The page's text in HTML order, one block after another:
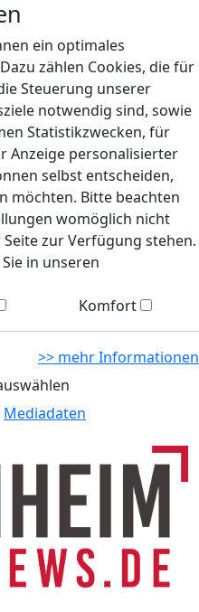
ein optimales
zählen Cookies, die für
Steuerung unserer
notwendig sind, sowie
Statistikzwecken, für
Anzeige personalisierter
selbst entscheiden,
möchten. Bitte beachten
womöglich nicht
zur Verfügung stehen.
in unseren
Komfort
>> mehr Informationen
Mediadaten